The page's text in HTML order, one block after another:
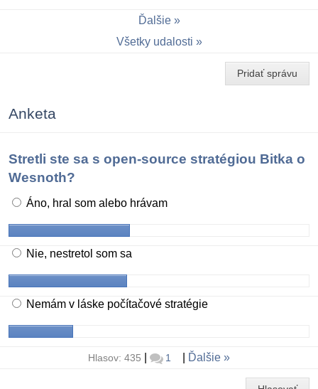
Ďalšie
Všetky udalosti
Pridať správu
Anketa
Stretli ste sa s open-source stratégiou Bitka o
Wesnoth?
Áno, hral som alebo hrávam
Nie, nestretol som sa
Nemám v láske počítačové stratégie
Hlasov: 435 1 Ďalšie